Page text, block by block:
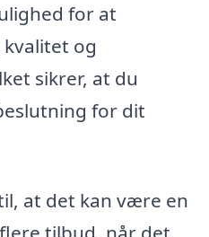
for at
og
sikrer, at du
for dit
at det kan være en